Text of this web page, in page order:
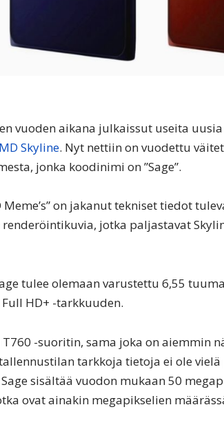
vuoden aikana julkaissut useita
Skyline. Nyt nettiin on vuodettu
jonka koodinimi on ”Sage”.
on jakanut tekniset tiedot
jotka paljastavat
tulee olemaan varustettu 6,55
HD+ -tarkkuuden.
-suoritin, sama joka on aiemmin
tarkkoja tietoja ei ole
sisältää vuodon mukaan 50
ovat ainakin megapikselien